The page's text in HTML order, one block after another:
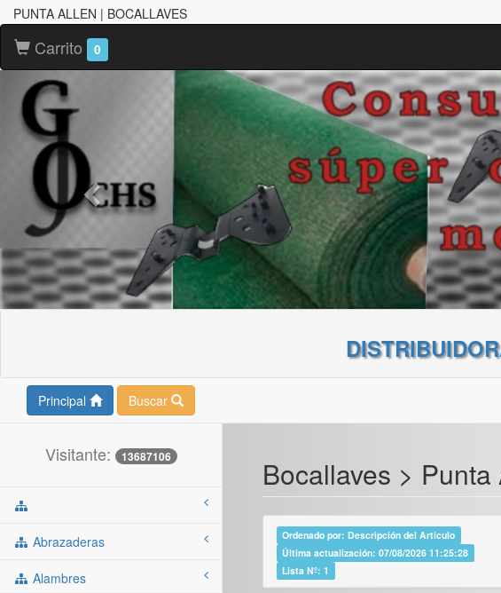
PUNTA ALLEN | BOCALLAVES
Carrito 0
Principal Buscar
Visitante: 13687106
Abrazaderas
Alambres
Bocallaves > Punta
Ordenado por: Descripción del Artículo
Última actualización: 07/08/2026 11:25:28
Lista Nº: 1